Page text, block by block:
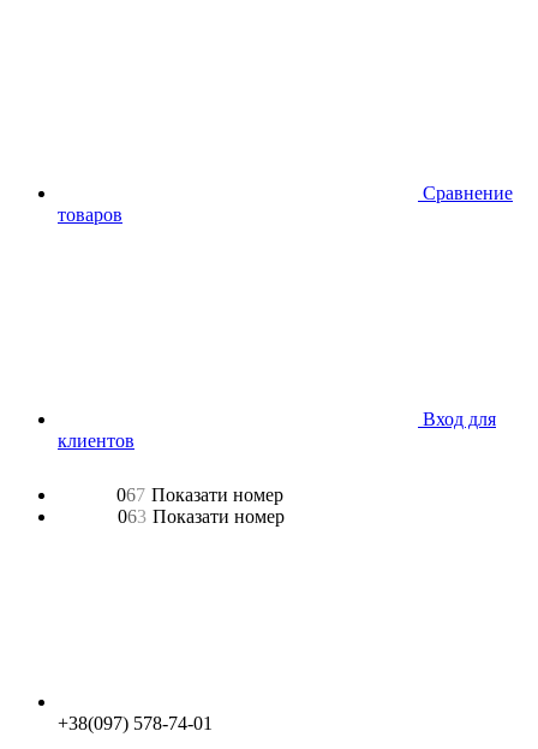
Сравнение
товаров
Вход для
клиентов
067 Показати номер
063 Показати номер
+38(097) 578-74-01